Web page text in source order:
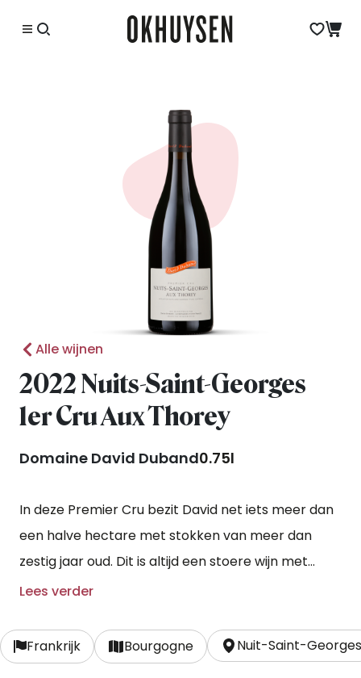
Alle wijnen
2022 Nuits-Saint-Georges
1er Cru Aux Thorey
Domaine David Duband0.75l
In deze Premier Cru bezit David net iets meer dan
een halve hectare met stokken van meer dan
zestig jaar oud. Dit is altijd een stoere wijn met
structuur en rijpheid. De expositie is oostelijk en het
Lees verder
Frankrijk Bourgogne Nuit-Saint-Georges